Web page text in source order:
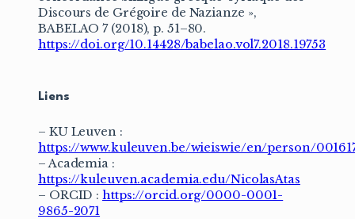
Discours de Grégoire de Nazianze »,
BABELAO 7 (2018), p. 51–80.
https://doi.org/10.14428/babelao.vol7.2018.19753
Liens
– KU Leuven :
https://www.kuleuven.be/wieiswie/en/person/
– Academia :
https://kuleuven.academia.edu/NicolasAtas
– ORCID :https://orcid.org/0000-0001-
9865-2071